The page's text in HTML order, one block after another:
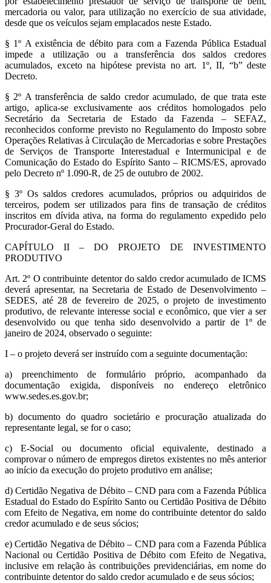
mercadoria ou valor, para utilização no exercício de sua atividade,
desde que os veículos sejam emplacados neste Estado.
§ 1º A existência de débito para com a Fazenda Pública Estadual
impede a utilização ou a transferência dos saldos credores
acumulados, exceto na hipótese prevista no art. 1º, II, “b” deste
Decreto.
§ 2º A transferência de saldo credor acumulado, de que trata este
artigo, aplica-se exclusivamente aos créditos homologados pelo
Secretário da Secretaria de Estado da Fazenda – SEFAZ,
reconhecidos conforme previsto no Regulamento do Imposto sobre
Operações Relativas à Circulação de Mercadorias e sobre Prestações
de Serviços de Transporte Interestadual e Intermunicipal e de
Comunicação do Estado do Espírito Santo – RICMS/ES, aprovado
pelo Decreto nº 1.090-R, de 25 de outubro de 2002.
§ 3º Os saldos credores acumulados, próprios ou adquiridos de
terceiros, podem ser utilizados para fins de transação de créditos
inscritos em dívida ativa, na forma do regulamento expedido pelo
Procurador-Geral do Estado.
CAPÍTULO II – DO PROJETO DE INVESTIMENTO
PRODUTIVO
Art. 2º O contribuinte detentor do saldo credor acumulado de ICMS
deverá apresentar, na Secretaria de Estado de Desenvolvimento –
SEDES, até 28 de fevereiro de 2025, o projeto de investimento
produtivo, de relevante interesse social e econômico, que vier a ser
desenvolvido ou que tenha sido desenvolvido a partir de 1º de
janeiro de 2024, observado o seguinte:
I – o projeto deverá ser instruído com a seguinte documentação:
a) preenchimento de formulário próprio, acompanhado da
documentação exigida, disponíveis no endereço eletrônico
www.sedes.es.gov.br;
b) documento do quadro societário e procuração atualizada do
representante legal, se for o caso;
c) E-Social ou documento oficial equivalente, destinado a
comprovar o número de empregos diretos existentes no mês anterior
ao início da execução do projeto produtivo em análise;
d) Certidão Negativa de Débito – CND para com a Fazenda Pública
Estadual do Estado do Espírito Santo ou Certidão Positiva de Débito
com Efeito de Negativa, em nome do contribuinte detentor do saldo
credor acumulado e de seus sócios;
e) Certidão Negativa de Débito – CND para com a Fazenda Pública
Nacional ou Certidão Positiva de Débito com Efeito de Negativa,
inclusive em relação às contribuições previdenciárias, em nome do
contribuinte detentor do saldo credor acumulado e de seus sócios;